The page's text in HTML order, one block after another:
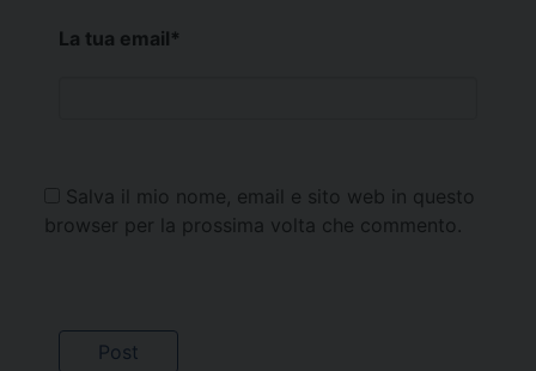
La tua email*
Salva il mio nome, email e sito web in questo
browser per la prossima volta che commento.